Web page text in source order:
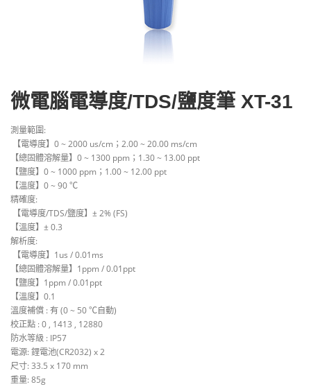
微電腦電導度/TDS/鹽度筆 XT-31
測量範圍: ​
​ 【電導度】0 ~ 2000 us/cm；2.00 ~ 20.00 ms/cm
【總固體溶解量】0 ~ 1300 ppm；1.30 ~ 13.00 ppt
【鹽度】0 ~ 1000 ppm；1.00 ~ 12.00 ppt
【溫度】0 ~ 90 ℃
精確度: ​​
​ 【電導度/TDS/鹽度】± 2% (FS)
【溫度】± 0.3
解析度:
​ 【電導度】1us / 0.01ms
【總固體溶解量】1ppm / 0.01ppt
【鹽度】1ppm / 0.01ppt
【溫度】0.1 ​
溫度補償 : 有 (0 ~ 50 ℃自動)
校正點 : 0 , 1413 , 12880
防水等級 : IP57
電源: 鋰電池(CR2032) x 2
尺寸: 33.5 x 170 mm
重量: 85g